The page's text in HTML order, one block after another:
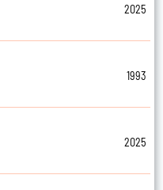
2025
1993
2025